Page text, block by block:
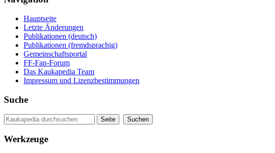
Hauptseite
Letzte Änderungen
Publikationen (deutsch)
Publikationen (fremdsprachig)
Gemeinschaftsportal
FF-Fan-Forum
Das Kaukapedia Team
Impressum und Lizenzbestimmungen
Suche
Werkzeuge